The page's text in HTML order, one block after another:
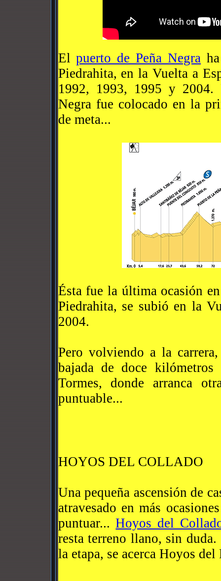
Elpuerto de Peña Negra
Piedrahita, en la Vuelta a
1992, 1993, 1995 y 2004.
Negra fue colocado en la
de meta...
Ésta fue la última ocasión
Piedrahita, se subió en la
2004.
Pero volviendo a la
bajada de doce kilómetros
Tormes, donde arranca
puntuable...
HOYOS DEL COLLADO
Una pequeña ascensión de
atravesado en más
puntuar...Hoyos del
resta terreno llano, sin
la etapa, se acerca Hoyos